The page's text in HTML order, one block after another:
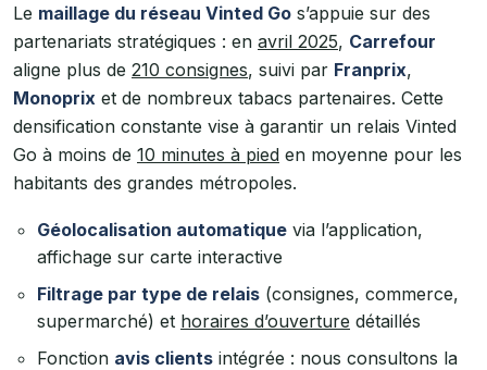
Le maillage du réseau Vinted Go s’appuie sur des
partenariats stratégiques : en avril 2025, Carrefour
aligne plus de 210 consignes, suivi par Franprix,
Monoprix et de nombreux tabacs partenaires. Cette
densification constante vise à garantir un relais Vinted
Go à moins de 10 minutes à pied en moyenne pour les
habitants des grandes métropoles.
Géolocalisation automatique via l’application,
affichage sur carte interactive
Filtrage par type de relais (consignes, commerce,
supermarché) et horaires d’ouverture détaillés
Fonction avis clients intégrée : nous consultons la